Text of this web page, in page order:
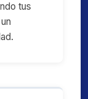
tus